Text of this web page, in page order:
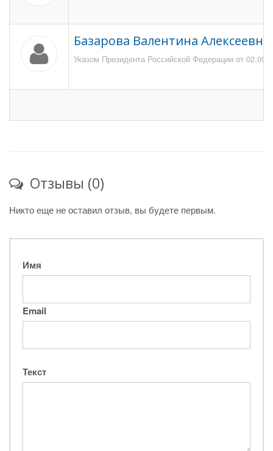
Базарова Валентина Алексеевна
Указом Президента Российской Федерации от
Отзывы (0)
Никто еще не оставил отзыв, вы будете первым.
Имя
Email
Текст